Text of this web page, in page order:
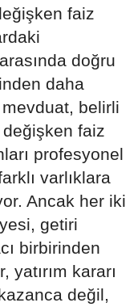
faiz
doğru
daha
belirli
faiz
profesyonel
varlıklara
Ancak her iki
getiri
birbirinden
yatırım kararı
değil,